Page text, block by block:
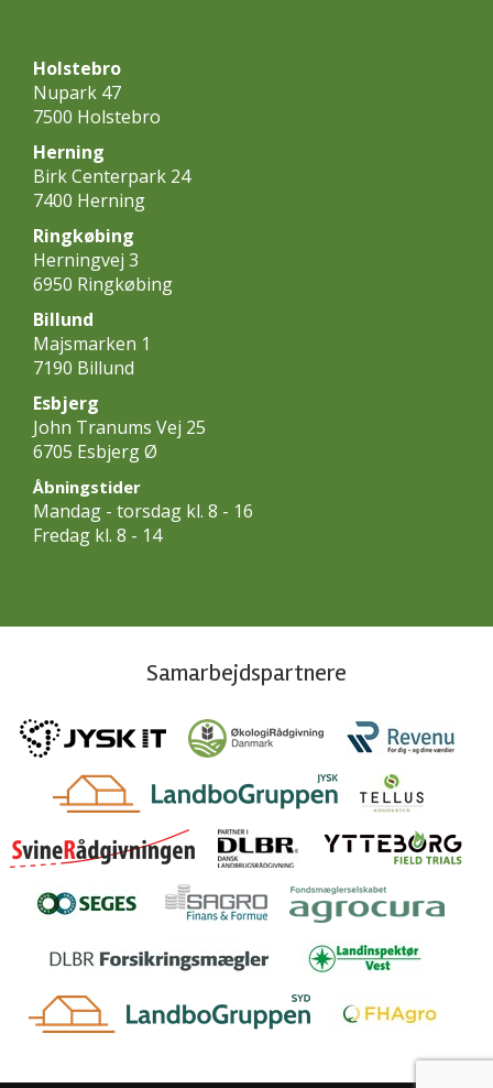
Holstebro
Nupark 47
7500 Holstebro
Herning
Birk Centerpark 24
7400 Herning
Ringkøbing
Herningvej 3
6950 Ringkøbing
Billund
Majsmarken 1
7190 Billund
Esbjerg
John Tranums Vej 25
6705 Esbjerg Ø
Åbningstider
Mandag - torsdag kl. 8 - 16
Fredag kl. 8 - 14
Samarbejdspartnere